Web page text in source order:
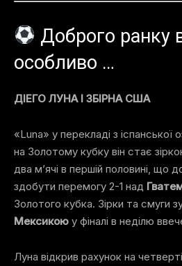
Доброго ранку
особливо …
ДІЕГО ЛУНА І ЗБІРНА США
«Luna» у перекладі з іспанської
на Золотому кубку він стає
два м’ячі в першій половині, що
здобути перемогу 2-1 над
Золотого кубка. Зірки та смуги
Мексикою у фіналі в неділю
Луна відкрив рахунок на